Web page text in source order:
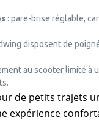
: pare-brise réglable,
disposent de
au scooter limité à
de petits trajets
expérience